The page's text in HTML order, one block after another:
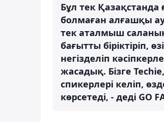
Бұл тек Қазақстанда
болмаған алғашқы
тек аталмыш саланың
бағытты біріктіріп,
негізделіп
жасадық. Бізге
спикерлері келіп,
көрсетеді, - деді GO